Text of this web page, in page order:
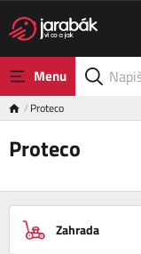
Menu
Proteco
Proteco
Zahrada